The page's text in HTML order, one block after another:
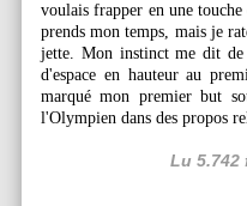
voulais frapper en une
prends mon temps, mais je
jette. Mon instinct me dit
d'espace en hauteur au
marqué mon premier but
l'Olympien dans des propos
Lu 5.742